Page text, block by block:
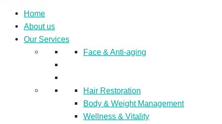
Home
About us
Our Services
Face & Anti-aging
Hair Restoration
Body & Weight Management
Wellness & Vitality